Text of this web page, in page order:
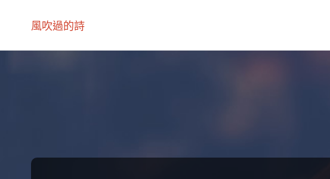
風吹過的詩